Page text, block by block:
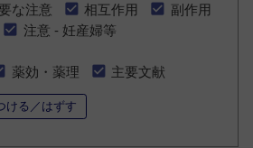
な注意 相互作用
副作用
注意 - 妊産婦等
薬効・薬理 主要文献
ける／はずす